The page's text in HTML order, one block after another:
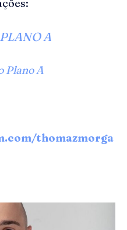
A
Plano A
thomazmorga